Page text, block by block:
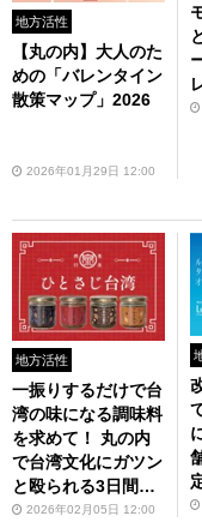
地方活性
【丸の内】大人のた
めの「バレンタイン
散策マップ」2026
2026年01月29日 12:00
地方活性
一振りするだけで台
湾の味になる調味料
を求めて！ 丸の内
で台湾文化にガツン
と殴られる3日間
「台湾文化祭」開催
2026年02月05日 12:00